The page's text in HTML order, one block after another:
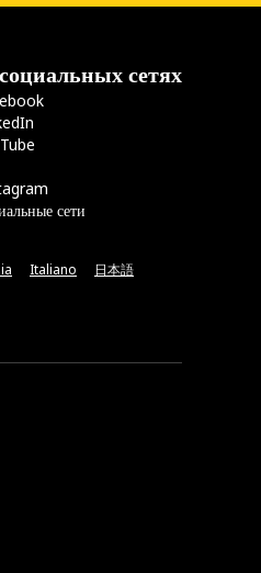
сетях
сети
Italiano 日本語